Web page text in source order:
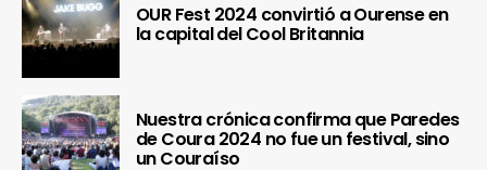
OUR Fest 2024 convirtió a Ourense en
la capital del Cool Britannia
Nuestra crónica confirma que Paredes
de Coura 2024 no fue un festival, sino
un Couraíso